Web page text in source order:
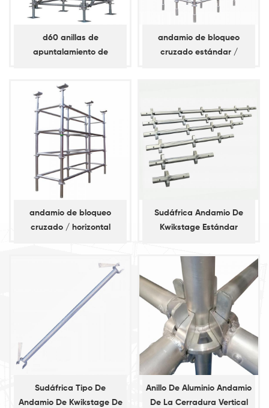
d60 anillas de
apuntalamiento de
apuntalamiento diagonal
andamio de bloqueo
cruzado estándar /
andamio de bloqueo
cruzado / horizontal
Sudáfrica Andamio De
Kwikstage Estándar
Sudáfrica Tipo De
Andamio De Kwikstage De
Anillo De Aluminio Andamio
De La Cerradura Vertical